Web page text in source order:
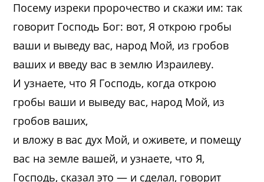
Посему изреки пророчество и скажи им: так
говорит Господь Бог: вот, Я открою гробы
ваши и выведу вас, народ Мой, из гробов
ваших и введу вас в землю Израилеву.
И узнаете, что Я Господь, когда открою
гробы ваши и выведу вас, народ Мой, из
гробов ваших,
и вложу в вас дух Мой, и оживете, и помещу
вас на земле вашей, и узнаете, что Я,
Господь, сказал это — и сделал, говорит